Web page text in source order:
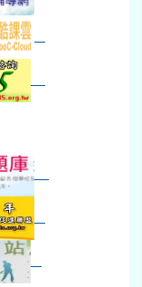
下午-校務會議14:00-
八九年級返校8-9
防災演練工作分配及...
3
會...
部訓練
七年級新生健檢
超額比序暨免試入學...